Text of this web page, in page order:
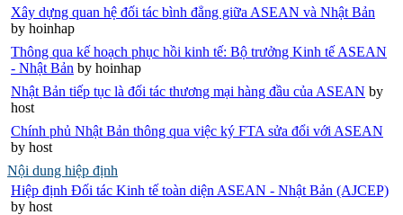
Xây dựng quan hệ đối tác bình đẳng giữa ASEAN và Nhật Bản
by hoinhap
Thông qua kế hoạch phục hồi kinh tế: Bộ trưởng Kinh tế ASEAN
- Nhật Bản by hoinhap
Nhật Bản tiếp tục là đối tác thương mại hàng đầu của ASEAN by
host
Chính phủ Nhật Bản thông qua việc ký FTA sửa đổi với ASEAN
by host
Nội dung hiệp định
Hiệp định Đối tác Kinh tế toàn diện ASEAN - Nhật Bản (AJCEP)
by host